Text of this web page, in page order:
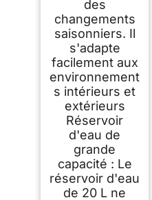
des
changements
saisonniers. Il
s'adapte
facilement aux
environnement
s intérieurs et
extérieurs
Réservoir
d'eau de
grande
capacité : Le
réservoir d'eau
de 20 L ne